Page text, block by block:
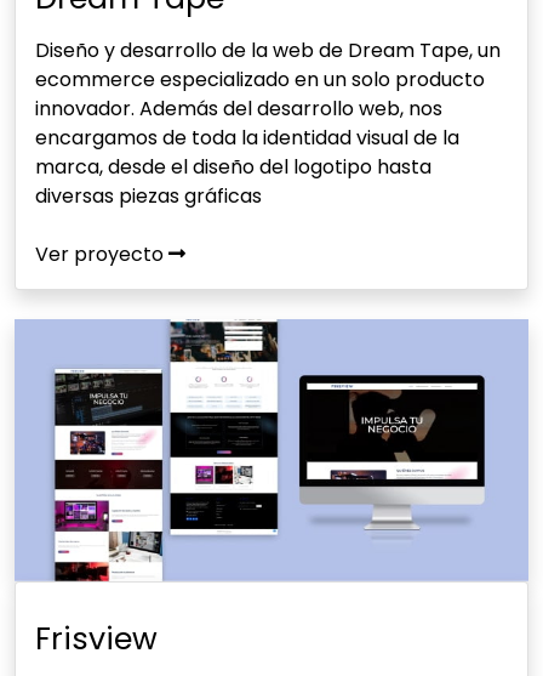
Diseño y desarrollo de la web de Dream Tape, un
ecommerce especializado en un solo producto
innovador. Además del desarrollo web, nos
encargamos de toda la identidad visual de la
marca, desde el diseño del logotipo hasta
diversas piezas gráficas
Ver proyecto
Frisview